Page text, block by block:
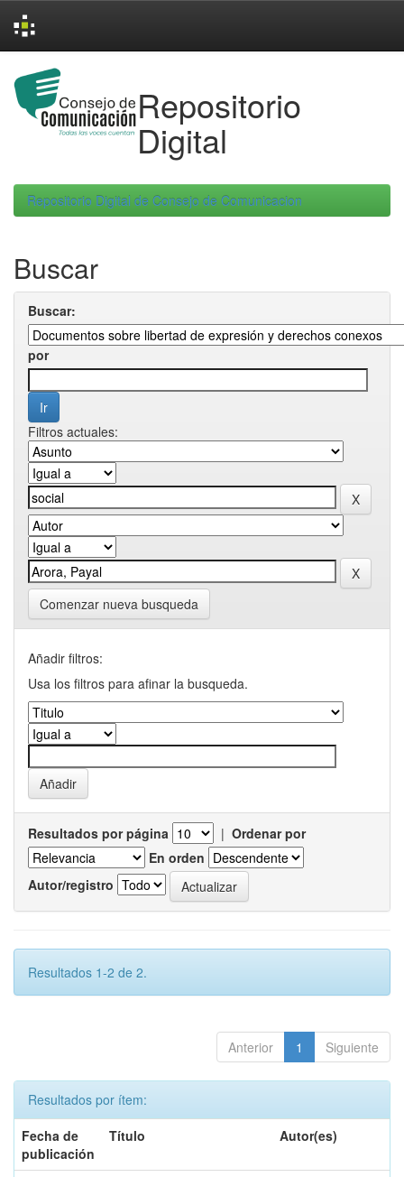
navigation
Repositorio
Digital
Repositorio Digital de Consejo de Comunicacion
Buscar
Buscar:
por
Filtros actuales:
Comenzar nueva busqueda
Añadir filtros:
Usa los filtros para afinar la busqueda.
Resultados por página | Ordenar por
En orden
Autor/registro
Resultados 1-2 de 2.
Anterior 1 Siguiente
Resultados por ítem:
Fecha de
publicación
Título Autor(es)